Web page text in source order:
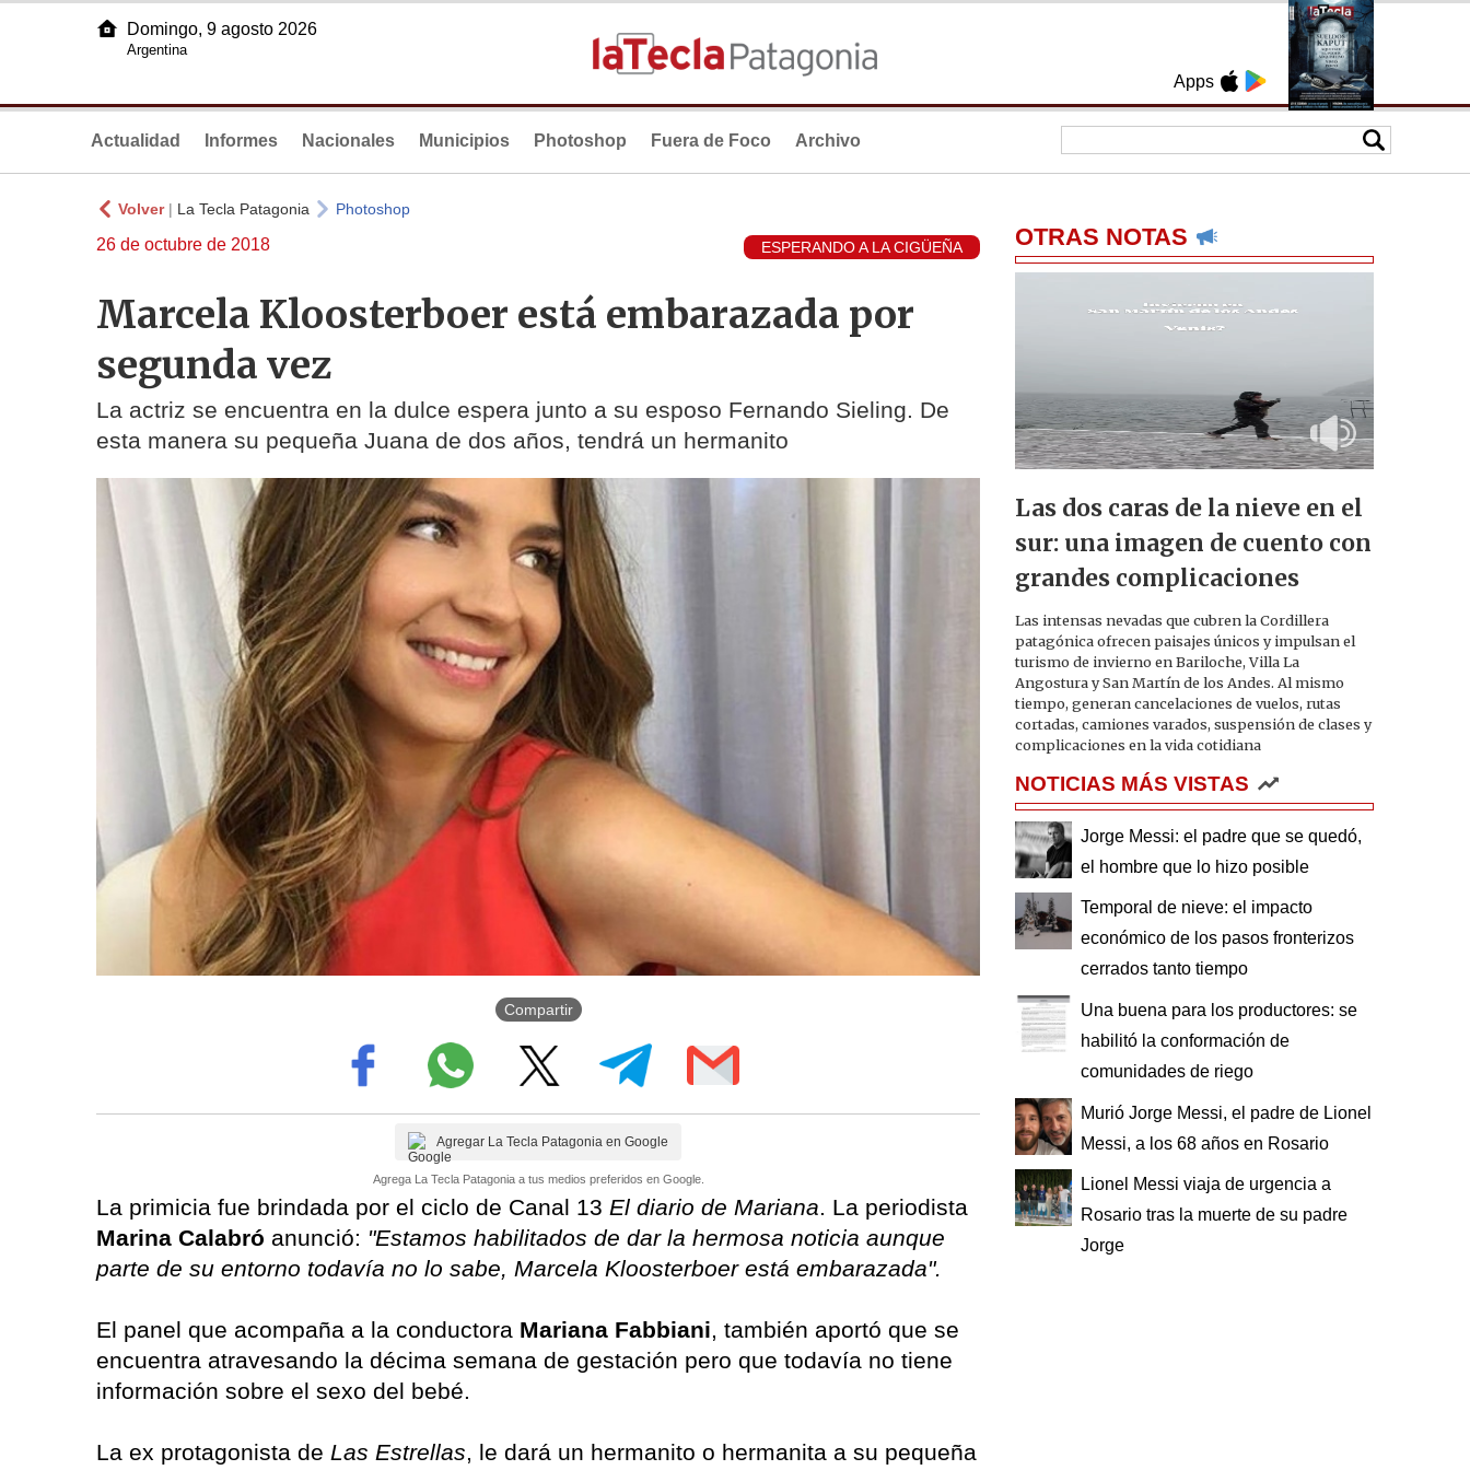
Apps
Domingo, 9 agosto 2026
Argentina
Actualidad Informes Nacionales Municipios Photoshop Fuera de Foco Archivo
Volver| La Tecla Patagonia Photoshop
26 de octubre de 2018 ESPERANDO A LA CIGÜEÑA
Marcela Kloosterboer está embarazada por
segunda vez
La actriz se encuentra en la dulce espera junto a su esposo Fernando Sieling. De
esta manera su pequeña Juana de dos años, tendrá un hermanito
Compartir
Agregar La Tecla Patagonia en Google
Agrega La Tecla Patagonia a tus medios preferidos en Google.
La primicia fue brindada por el ciclo de Canal 13 El diario de Mariana. La periodista
Marina Calabró anunció: "Estamos habilitados de dar la hermosa noticia aunque
parte de su entorno todavía no lo sabe, Marcela Kloosterboer está embarazada".
El panel que acompaña a la conductora Mariana Fabbiani, también aportó que se
encuentra atravesando la décima semana de gestación pero que todavía no tiene
información sobre el sexo del bebé.
La ex protagonista de Las Estrellas, le dará un hermanito o hermanita a su pequeña
OTRAS NOTAS
Las dos caras de la nieve en el
sur: una imagen de cuento con
grandes complicaciones
Las intensas nevadas que cubren la Cordillera
patagónica ofrecen paisajes únicos y impulsan el
turismo de invierno en Bariloche, Villa La
Angostura y San Martín de los Andes. Al mismo
tiempo, generan cancelaciones de vuelos, rutas
cortadas, camiones varados, suspensión de clases y
complicaciones en la vida cotidiana
NOTICIAS MÁS VISTAS
Jorge Messi: el padre que se quedó,
el hombre que lo hizo posible
Temporal de nieve: el impacto
económico de los pasos fronterizos
cerrados tanto tiempo
Una buena para los productores: se
habilitó la conformación de
comunidades de riego
Murió Jorge Messi, el padre de Lionel
Messi, a los 68 años en Rosario
Lionel Messi viaja de urgencia a
Rosario tras la muerte de su padre
Jorge